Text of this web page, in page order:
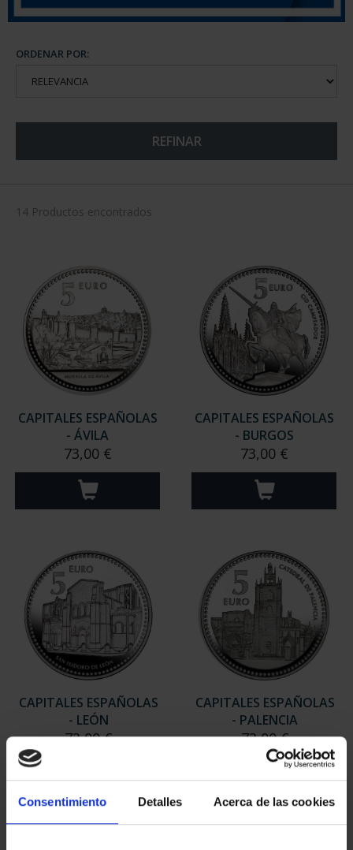
Consentimiento Detalles Acerca de las cookies
ORDENAR POR:
REFINAR
14 Productos encontrados
CAPITALES ESPAÑOLAS
- ÁVILA
73,00 €
CAPITALES ESPAÑOLAS
- BURGOS
73,00 €
CAPITALES ESPAÑOLAS
- LEÓN
73,00 €
CAPITALES ESPAÑOLAS
- PALENCIA
73,00 €